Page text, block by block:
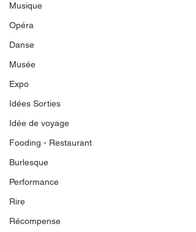
Musique
Opéra
Danse
Musée
Expo
Idées Sorties
Idée de voyage
Fooding - Restaurant
Burlesque
Performance
Rire
Récompense